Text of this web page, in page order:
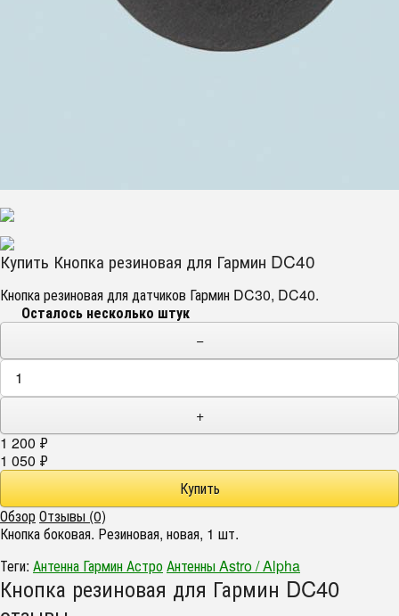
Купить Кнопка резиновая для Гармин DC40
Кнопка резиновая для датчиков Гармин DC30, DC40.
Осталось несколько штук
−
+
1 200 ₽
1 050 ₽
ОбзорОтзывы (0)
Кнопка боковая. Резиновая, новая, 1 шт.
Теги: Антенна Гармин АстроАнтенны Astro / Alpha
Кнопка резиновая для Гармин DC40